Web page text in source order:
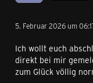
5. Februar 2026 um
Ich wollt euch
direkt bei mir
zum Glück völlig